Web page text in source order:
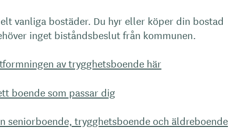
vanliga bostäder. Du hyr eller köper din bostad
inget biståndsbeslut från kommunen.
av trygghetsboende här
boende som passar dig
seniorboende, trygghetsboende och äldreboende